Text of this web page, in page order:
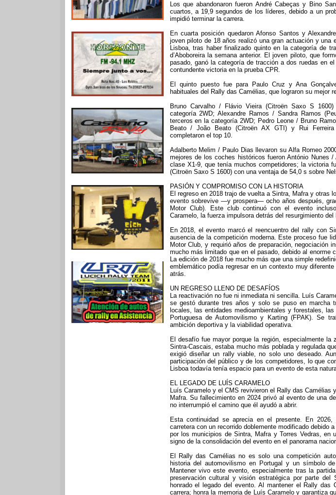
Los que abandonaron fueron André Cabeças y Bino
cuartos, a 19,9 segundos de los líderes, debido a un
impidió terminar la carrera.
En cuarta posición quedaron Afonso Santos y
joven piloto de 18 años realizó una gran actuación y una
Lisboa, tras haber finalizado quinto en la categoría de
d’Aboboreira la semana anterior. El joven piloto, que
pasado, ganó la categoría de tracción a dos ruedas en
contundente victoria en la prueba CPR.
El quinto puesto fue para Paulo Cruz y Ana
habituales del Rally das Camélias, que lograron su mejor
Bruno Carvalho / Flávio Vieira (Citroën Saxo S
categoría 2WD; Alexandre Ramos / Sandra Ramos
terceros en la categoría 2WD; Pedro Leone / Bruno
Beato / João Beato (Citroën AX GTI) y Rui
completaron el top 10.
Adalberto Melim / Paulo Dias llevaron su Alfa Romeo
mejores de los coches históricos fueron António Nunes
clase X1-9, que tenía muchos competidores; la victoria
(Citroën Saxo S 1600) con una ventaja de 54,0 s sobre
PASIÓN Y COMPROMISO CON LA HISTORIA
El regreso en 2018 trajo de vuelta a Sintra, Mafra y otras
evento sobrevive —y prospera— ocho años después,
Motor Club). Este club continuó con el evento
Caramelo, la fuerza impulsora detrás del resurgimiento
En 2018, el evento marcó el reencuentro del rally con
ausencia de la competición moderna. Este proceso fue
Motor Club, y requirió años de preparación, negociación
mucho más limitado que en el pasado, debido al enorme
La edición de 2018 fue mucho más que una simple
emblemático podía regresar en un contexto muy
atrás.
UN REGRESO LLENO DE DESAFÍOS
La reactivación no fue ni inmediata ni sencilla. Luís
se gestó durante tres años y solo se puso en marcha
locales, las entidades medioambientales y forestales,
Portuguesa de Automovilismo y Karting (FPAK). Se
ambición deportiva y la viabilidad operativa.
El desafío fue mayor porque la región, especialmente la
Sintra-Cascais, estaba mucho más poblada y regulada
exigió diseñar un rally viable, no solo uno deseado.
participación del público y de los competidores, lo que
Lisboa todavía tenía espacio para un evento de esta
EL LEGADO DE LUÍS CARAMELO
Luís Caramelo y el CMS revivieron el Rally das Camélias
Mafra. Su fallecimiento en 2024 privó al evento de una
no interrumpió el camino que él ayudó a abrir.
Esta continuidad se aprecia en el presente. En
carretera con un recorrido doblemente modificado debido
por los municipios de Sintra, Mafra y Torres Vedras, en
signo de la consolidación del evento en el panorama
El Rally das Camélias no es solo una competición
historia del automovilismo en Portugal y un símbolo
Mantener vivo este evento, especialmente tras la
preservación cultural y visión estratégica por parte del
honrado el legado del evento. Al mantener el Rally das
carrera; honra la memoria de Luís Caramelo y garantiza